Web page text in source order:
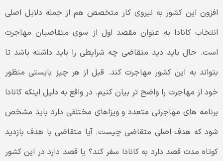
افزون این کشور به نیروی کار متخصص هم از جمله دلایل اصلی
انتخاب کانادا به عنوان مقصد اول از سوی متقاضیان مهاجرت
است. حال باید دید متقاضی چه شرایطی را باید داشته باشد تا
بتواند به این کشور مهاجرت کند. قبل از هر چیز بایستی منظور
خود از مهاجرت را واضح تر بیان کنیم. در واقع به دلیل اینکه کانادا
برنامه های مهاجرتی متعدد و ویزاهای مختلفی دارد باید مشخص
شود که هدف اصلی متقاضی چیست. آیا متقاضی با هدف بازدید
کوتاه مدت قصد دارد به کانادا سفر کند؟ یا قصد دارد در این کشور